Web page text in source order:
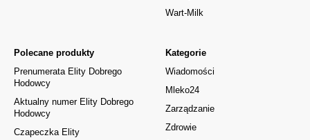
Kategorie
Wiadomości
Mleko24
Zarządzanie
Zdrowie
Polecane produkty
Prenumerata Elity Dobrego
Hodowcy
Aktualny numer Elity Dobrego
Hodowcy
Czapeczka Elity
Wart-Milk